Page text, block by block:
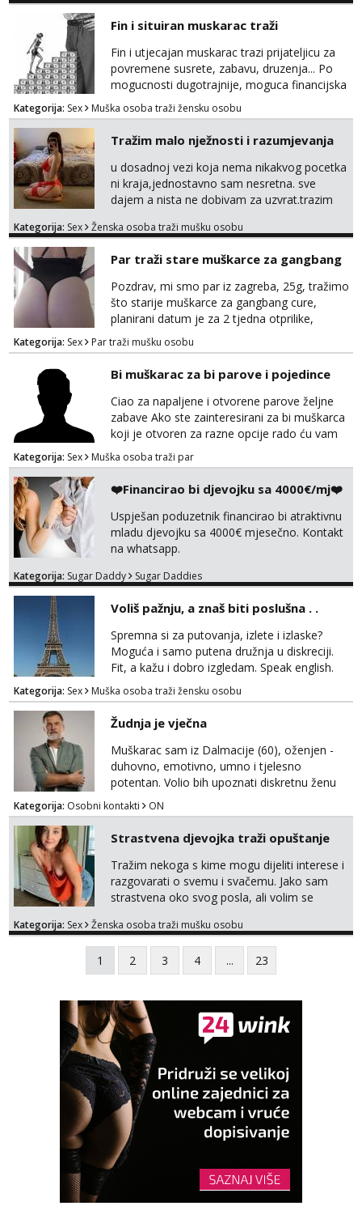
Fin i situiran muskarac traži
Fin i utjecajan muskarac trazi prijateljicu za
povremene susrete, zabavu, druzenja... Po
mogucnosti dugotrajnije, moguca financijska
potpora!
Kategorija: Sex Muška osoba traži žensku osobu
Tražim malo nježnosti i razumjevanja
u dosadnoj vezi koja nema nikakvog pocetka
ni kraja,jednostavno sam nesretna. sve
dajem a nista ne dobivam za uzvrat.trazim
trazim puno samo malo njeznosti i
poljupce po tijelu koji me jako
pale,obozavam kad muskarac preuzme
kontrolu . javi se :) Klikni na link ispod i nadji
me tamo, cekam te!
Kategorija: Sex Ženska osoba traži mušku osobu
Par traži stare muškarce za gangbang
Pozdrav, mi smo par iz zagreba, 25g, tražimo
što starije muškarce za gangbang cure,
planirani datum je za 2 tjedna otprilike,
slobodno se javite na wapp ako odgovarate
opisu
Kategorija: Sex Par traži mušku osobu
Bi muškarac za bi parove i pojedince
Ciao za napaljene i otvorene parove željne
zabave Ako ste zainteresirani za bi muškarca
koji je otvoren za razne opcije rado ću vam
se odazvati. Javite se na Mail
puffac@gmail.com i prepustite se iskusnom i
bi masera Makarska i okolica
Kategorija: Sex Muška osoba traži par
❤️Financirao bi djevojku sa 4000€/mj❤️
Uspješan poduzetnik financirao bi atraktivnu
mladu djevojku sa 4000€ mjesečno. Kontakt
na whatsapp.
Kategorija: Sugar Daddy Sugar Daddies
Voliš pažnju, a znaš biti poslušna . .
Spremna si za putovanja, izlete i izlaske?
Moguća i samo putena družnja u diskreciji.
Fit, a kažu i dobro izgledam. Speak english.
Javi se WhatsApp +385958572362
Kategorija: Sex Muška osoba traži žensku osobu
Žudnja je vječna
Muškarac sam iz Dalmacije (60), oženjen -
duhovno, emotivno, umno i tjelesno
potentan. Volio bih upoznati diskretnu ženu
koja voli život i životnu razigranost, neovisno
o njenim godinama, statusu i tzv. moralu. Na
lijep ću način, galantno i svojim srcem
uzvratiti na prijateljstvo, nježnost i strast.
Kategorija: Osobni kontakti ON
Strastvena djevojka traži opuštanje
Tražim nekoga s kime mogu dijeliti interese i
razgovarati o svemu i svačemu. Jako sam
strastvena oko svog posla, ali volim se
Voljela bi naci nekoga pa da se nemoram
samo s prijateljima opustati ;) Klikni na link
ispod i nadji me tamo, cekam te!
Kategorija: Sex Ženska osoba traži mušku osobu
1 2 3 4 ... 23